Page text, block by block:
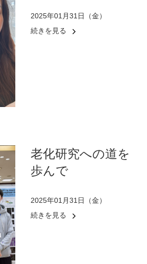
2025年01月31日（金）
続きを見る
老化研究への道を
歩んで
2025年01月31日（金）
続きを見る